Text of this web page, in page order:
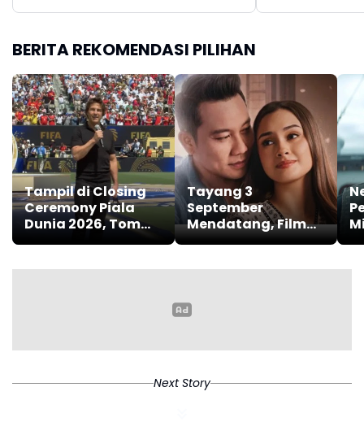
BERITA REKOMENDASI PILIHAN
Tampil di Closing
Ceremony Piala
Dunia 2026, Tom
Cruise Sampaikan
Untuk Dunia
Tayang 3
September
Mendatang, Film
Baby Udo,
Fanny dan Hajime
Next Story